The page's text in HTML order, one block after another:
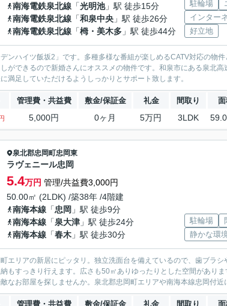
南海電鉄泉北線 「光明池」駅 徒歩15分
南海電鉄泉北線 「和泉中央 」駅 徒歩26分
南海電鉄泉北線 「栂・美木多 」駅 徒歩44分
駐輪場
インター
好立地
ンハイツ飯坂2」です。多種多様な番組が楽しめるCATV対応の物
ができるので新婚さんにオススメの物件です。和泉市にある泉北高
満足していただけるようしっかりとサポート致します。
管理費・共益費 敷金/保証金 礼金 間取り
5,000円 0ヶ月 5万円 3LDK
泉北郡忠岡町忠岡東
ラヴェニール忠岡
5.4万円 管理/共益費3,000円
50.00㎡ (2LDK) /築38年 /4階建
南海本線 「忠岡 」駅 徒歩9分
南海本線 「泉大津 」駅 徒歩24分
南海本線 「春木 」駅 徒歩30分
駐輪場
静かな環
エリアの新居にピッタリ。独立洗面台を備えているので、歯ブラシ
もすっきり行えます。広さも50㎡ありゆったりとした空間があり
なお部屋を探しませんか。泉北郡忠岡町エリアや南海本線忠岡付近
管理費・共益費 敷金/保証金 礼金 間取り